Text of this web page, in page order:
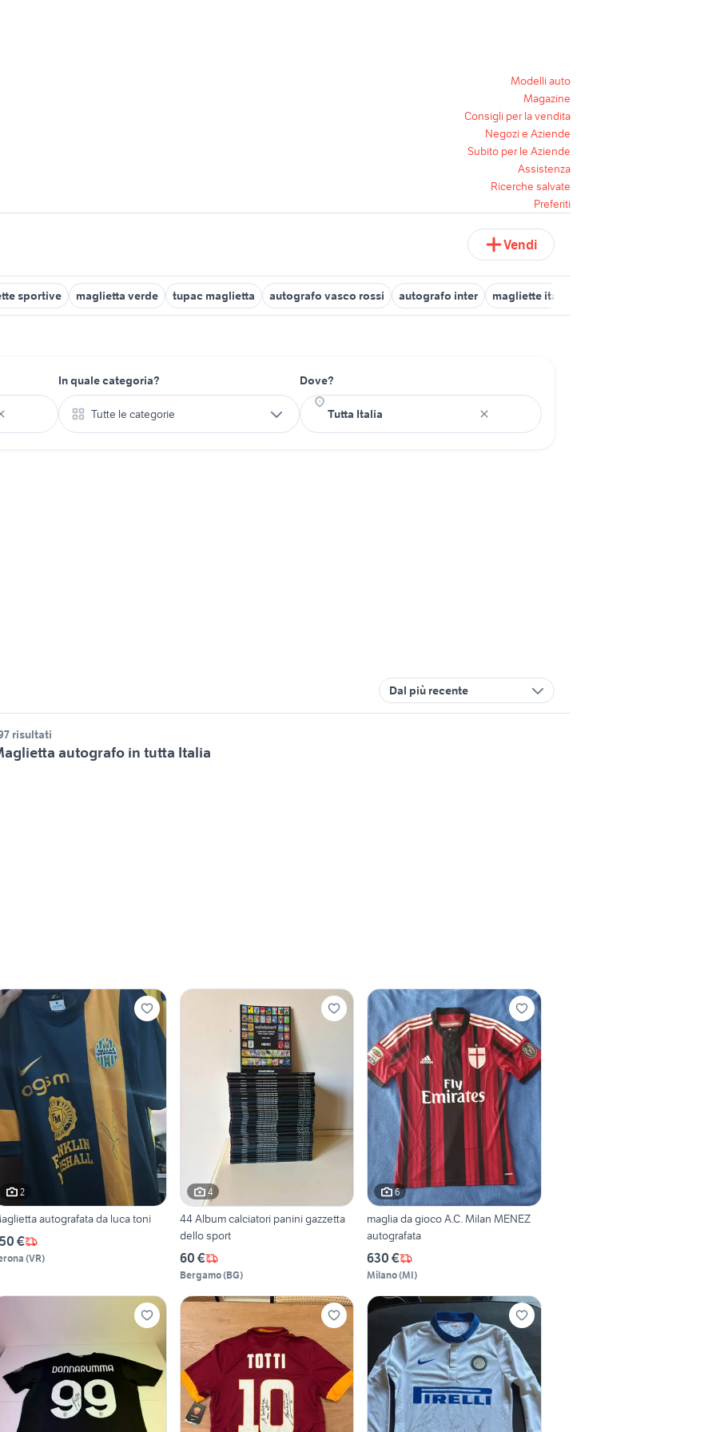
Modelli auto
Magazine
Consigli per la vendita
Negozi e Aziende
Subito per le Aziende
Assistenza
Ricerche salvate
Preferiti
Vendi
sportive maglietta verde tupac maglietta autografo vasco rossi autografo inter magliette italiane
In quale categoria?
Tutte le categorie
Dove?
Dal più recente
risultati
autografo in tutta Italia
2
autografata da luca toni
€
(VR)
4
44 Album calciatori panini gazzetta
dello sport
60 €
Bergamo(BG)
6
maglia da gioco A.C. Milan MENEZ
autografata
630 €
Milano(MI)